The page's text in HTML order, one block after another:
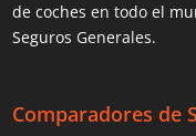
de coches en todo el
Seguros Generales.
Comparadores de